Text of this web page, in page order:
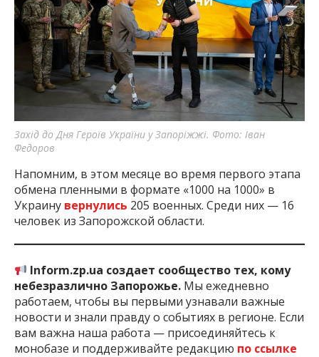
Захід до Дня Героїв України у Запоріжжі. Фото: Іван
Федоров
Напомним, в этом месяце во время первого этапа
обмена пленными в формате «1000 на 1000» в
Украину вернулись 205 военных. Среди них — 16
человек из Запорожской области.
Inform.zp.ua создает сообщество тех, кому
небезразлично Запорожье. Мы ежедневно
работаем, чтобы вы первыми узнавали важные
новости и знали правду о событиях в регионе. Если
вам важна наша работа — присоединяйтесь к
монобазе и поддерживайте редакцию по ссылке